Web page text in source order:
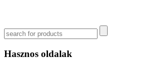
Hasznos oldalak